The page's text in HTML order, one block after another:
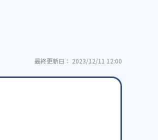
最終更新日： 2023/12/11 12:00